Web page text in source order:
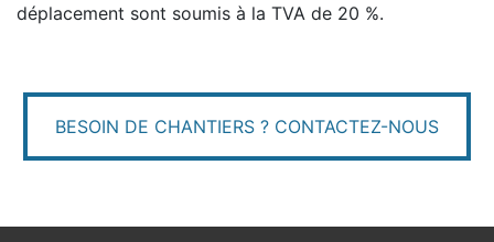
déplacement sont soumis à la TVA de 20 %.
BESOIN DE CHANTIERS ? CONTACTEZ-NOUS